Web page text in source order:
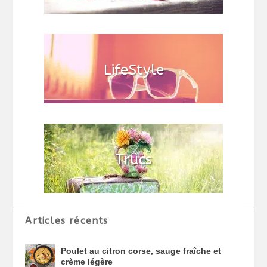
Articles récents
Poulet au citron corse, sauge fraîche et
crème légère